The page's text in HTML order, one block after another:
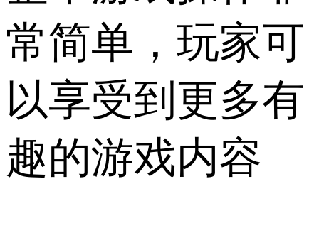
常简单，玩家可
以享受到更多有
趣的游戏内容